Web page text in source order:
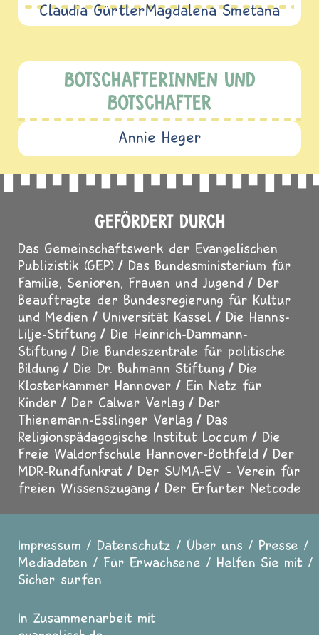
Claudia GürtlerMagdalena Smetana
BOTSCHAFTERINNEN UND
BOTSCHAFTER
Annie Heger
GEFÖRDERT DURCH
Das Gemeinschaftswerk der Evangelischen
Publizistik (GEP)
Das Bundesministerium für
Familie, Senioren, Frauen und Jugend
Der
Beauftragte der Bundesregierung für Kultur
und Medien
Universität Kassel
Die Hanns-
Lilje-Stiftung
Die Heinrich-Dammann-
Stiftung
Die Bundeszentrale für politische
Bildung
Die Dr. Buhmann Stiftung
Die
Klosterkammer Hannover
Ein Netz für
Kinder
Der Calwer Verlag
Der
Thienemann-Esslinger Verlag
Das
Religionspädagogische Institut Loccum
Die
Freie Waldorfschule Hannover-Bothfeld
Der
MDR-Rundfunkrat
Der SUMA-EV - Verein für
freien Wissenszugang
Der Erfurter Netcode
Fußzeile
Impressum Datenschutz Über uns
Presse
Mediadaten
Für Erwachsene
Helfen Sie mit
Sicher surfen
In Zusammenarbeit mit